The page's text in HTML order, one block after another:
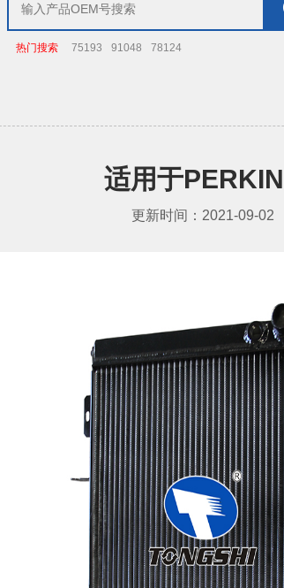
热门搜索 75193 91048 78124
适用于
更新时间：2021-09-02